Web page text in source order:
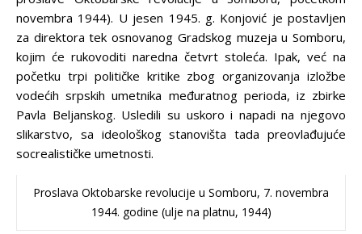
novembra 1944). U jesen 1945. g. Konjović je postavljen
za direktora tek osnovanog Gradskog muzeja u Somboru,
kojim će rukovoditi naredna četvrt stoleća. Ipak, već na
početku trpi političke kritike zbog organizovanja izložbe
vodećih srpskih umetnika međuratnog perioda, iz zbirke
Pavla Beljanskog. Usledili su uskoro i napadi na njegovo
slikarstvo, sa ideološkog stanovišta tada preovlađujuće
socrealističke umetnosti.
Proslava Oktobarske revolucije u Somboru, 7. novembra
1944. godine (ulje na platnu, 1944)